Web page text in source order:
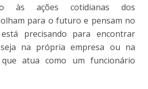
às ações cotidianas dos
para o futuro e pensam no
precisando para encontrar
na própria empresa ou na
atua como um funcionário